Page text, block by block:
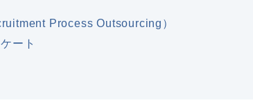
Process Outsourcing）
ート